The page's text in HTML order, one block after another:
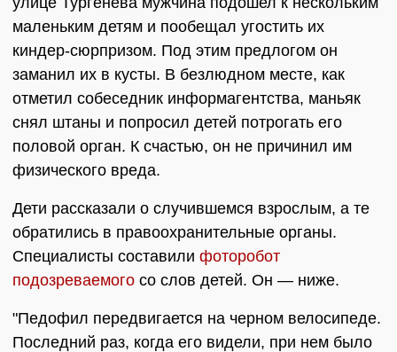
маленьким детям и пообещал угостить их
киндер-сюрпризом. Под этим предлогом он
заманил их в кусты. В безлюдном месте, как
отметил собеседник информагентства, маньяк
снял штаны и попросил детей потрогать его
половой орган. К счастью, он не причинил им
физического вреда.
Дети рассказали о случившемся взрослым, а те
обратились в правоохранительные органы.
Специалисты составили фоторобот
подозреваемого со слов детей. Он — ниже.
"Педофил передвигается на черном велосипеде.
Последний раз, когда его видели, при нем было